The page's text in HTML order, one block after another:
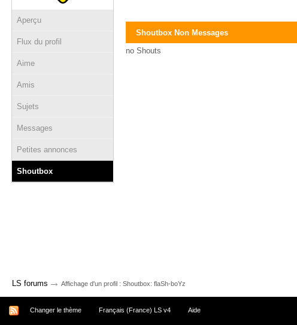
Aperçu
Flux du profil
Aime
Amis
Sujets
Messages
Petites annonces
Shoutbox
Shoutbox Non Messages
no Shouts
LS forums → Affichage d'un profil : Shoutbox: flaSh-boYz
Changer le thème Français (France) LS v4 Aide